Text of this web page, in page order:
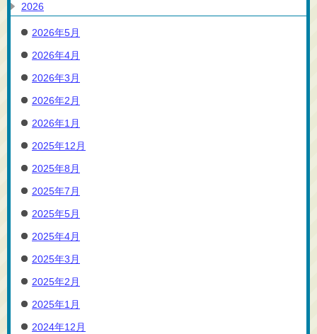
2026
2026年5月
2026年4月
2026年3月
2026年2月
2026年1月
2025年12月
2025年8月
2025年7月
2025年5月
2025年4月
2025年3月
2025年2月
2025年1月
2024年12月